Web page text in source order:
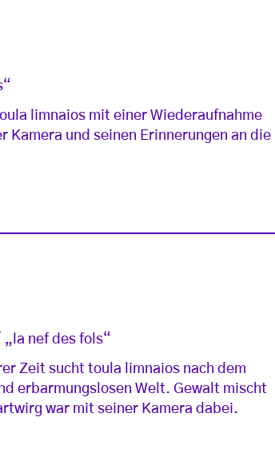
limnaios mit einer Wiederaufnahme
Kamera und seinen Erinnerungen an die
nef des fols“
Zeit sucht toula limnaios nach dem
erbarmungslosen Welt. Gewalt mischt
war mit seiner Kamera dabei.